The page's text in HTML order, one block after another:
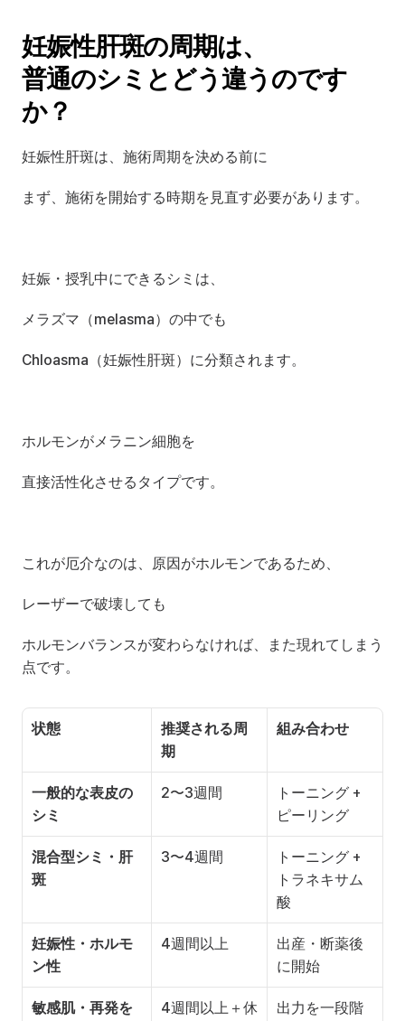
妊娠性肝斑の周期は、
普通のシミとどう違うのです
か？
妊娠性肝斑は、施術周期を決める前に
まず、施術を開始する時期を見直す必要があります。
妊娠・授乳中にできるシミは、
メラズマ（melasma）の中でも
Chloasma（妊娠性肝斑）に分類されます。
ホルモンがメラニン細胞を
直接活性化させるタイプです。
これが厄介なのは、原因がホルモンであるため、
レーザーで破壊しても
ホルモンバランスが変わらなければ、また現れてしまう
点です。
状態
推奨される周
期
組み合わせ
一般的な表皮の
シミ
2〜3週間
トーニング +
ピーリング
混合型シミ・肝
斑
3〜4週間
トーニング +
トラネキサム
酸
妊娠性・ホルモ
ン性
4週間以上
出産・断薬後
に開始
敏感肌・再発を
4週間以上＋休
出力を一段階